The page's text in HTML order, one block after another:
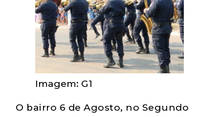
Imagem: G1
O bairro 6 de Agosto, no Segundo